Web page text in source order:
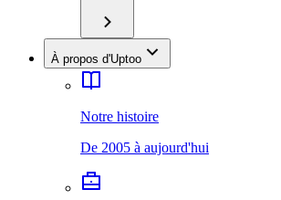
À propos d'Uptoo
Notre histoire
De 2005 à aujourd'hui